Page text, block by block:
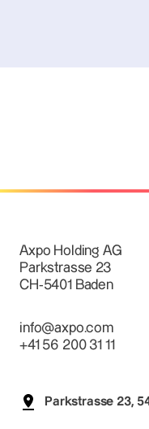
Axpo Holding AG
Parkstrasse 23
CH-5401 Baden
info@axpo.com
+41 56 200 31 11
Parkstrasse 23,